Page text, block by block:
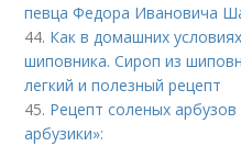
певца Федора Ивановича
44. Как в домашних
шиповника. Сироп из
легкий и полезный рецепт
45. Рецепт соленых
арбузики»: